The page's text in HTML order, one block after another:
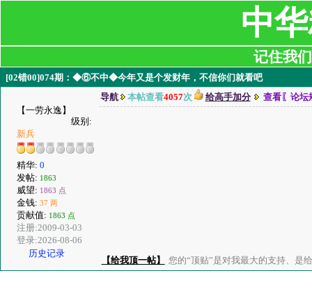
中
记住我
[02错00]074期：◆⑥不中◆今年又是个发财年，不信你们就看吧
【一劳永逸】
级别:
新兵
精华: 0
发帖: 1863
威望: 1863 点
金钱: 37 两
贡献值: 1863 点
注册:2009-03-03
登录:2026-08-06
历史记录
导航 本帖查看4057次 给高手加分 查看〖论坛
【给我顶一帖】 您的“顶贴”是对我最大的支持、是